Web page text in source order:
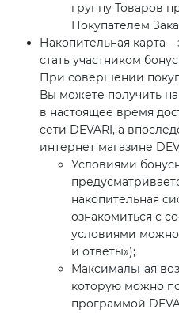
группу Товаров
Покупателем
Накопительная карта
стать участником
При совершении
Вы можете получить
в настоящее время
сети DEVARI, а
интернет магазине
Условиями
накопительная
ознакомиться с
условиями можно
и ответы»);
Максимальная
которую можно
программой